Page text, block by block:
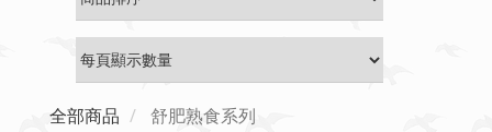
全部商品 舒肥熟食系列